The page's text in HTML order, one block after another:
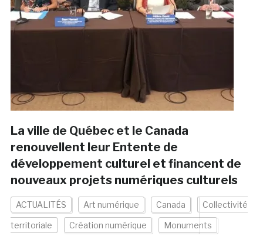
La ville de Québec et le Canada
renouvellent leur Entente de
développement culturel et financent de
nouveaux projets numériques culturels
ACTUALITÉS Art numérique Canada Collectivité
territoriale Création numérique Monuments